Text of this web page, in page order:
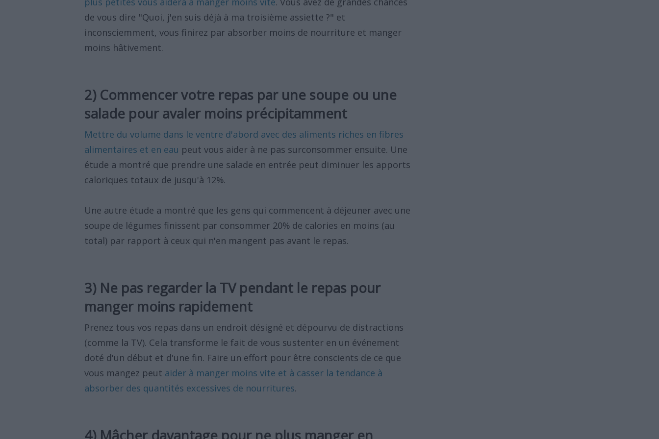
de vous dire "Quoi, j'en suis déjà à ma troisième assiette ?" et
inconsciemment, vous finirez par absorber moins de nourriture et manger
moins hâtivement.
2) Commencer votre repas par une soupe ou une
salade pour avaler moins précipitamment
Mettre du volume dans le ventre d'abord avec des aliments riches en fibres
alimentaires et en eau peut vous aider à ne pas surconsommer ensuite. Une
étude a montré que prendre une salade en entrée peut diminuer les apports
caloriques totaux de jusqu'à 12%.
Une autre étude a montré que les gens qui commencent à déjeuner avec une
soupe de légumes finissent par consommer 20% de calories en moins (au
total) par rapport à ceux qui n'en mangent pas avant le repas.
3) Ne pas regarder la TV pendant le repas pour
manger moins rapidement
Prenez tous vos repas dans un endroit désigné et dépourvu de distractions
(comme la TV). Cela transforme le fait de vous sustenter en un événement
doté d'un début et d'une fin. Faire un effort pour être conscients de ce que
vous mangez peut aider à manger moins vite et à casser la tendance à
absorber des quantités excessives de nourritures.
4) Mâcher davantage pour ne plus manger en